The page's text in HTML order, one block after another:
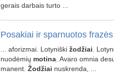
gerais darbais turto ...
Posakiai ir sparnuotos frazės
... aforizmai. Lotyniški žodžiai .
nuodėmių motina. Avaro omnia
manent. Žodžiai nuskrenda, ...